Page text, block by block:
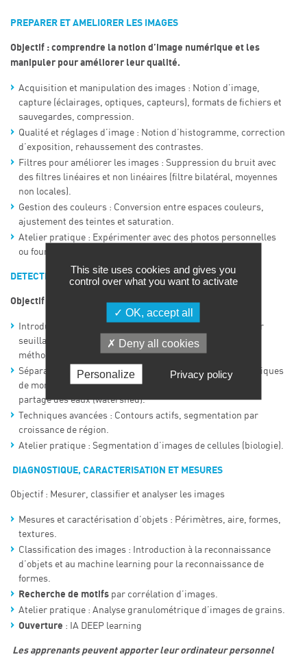
PREPARER ET AMELIORER LES IMAGES
Objectif : comprendre la notion d’image numérique et les
manipuler pour améliorer leur qualité.
Acquisition et manipulation des images : Notion d’image,
capture (éclairages, optiques, capteurs), formats de fichiers et
sauvegardes, compression.
Qualité et réglages d’image : Notion d’histogramme, correction
d’exposition, rehaussement des contrastes.
Filtres pour améliorer les images : Suppression du bruit avec
des filtres linéaires et non linéaires (filtre bilatéral, moyennes
non locales).
Gestion des couleurs : Conversion entre espaces couleurs,
ajustement des teintes et saturation.
Atelier pratique : Expérimenter avec des photos personnelles
ou fournies pour corriger les défauts.
DETECTION D’OBJETS ET SEGMENTATION
Objectif : identifier et extraire des objets dans une image
Introduction à la segmentation d’images : binarisation par
seuillage (manuel et automatique), segmentation avec la
méthode des K-moyennes.
Séparation d’objets multiples : étiquetage d’objets, techniques
de morphologie mathématique, algorithme de la ligne de
partage des eaux (watershed).
Techniques avancées : Contours actifs, segmentation par
croissance de région.
Atelier pratique : Segmentation d’images de cellules (biologie).
DIAGNOSTIQUE, CARACTERISATION ET MESURES
Objectif : Mesurer, classifier et analyser les images
Mesures et caractérisation d’objets : Périmètres, aire, formes,
textures.
Classification des images : Introduction à la reconnaissance
d’objets et au machine learning pour la reconnaissance de
formes.
Recherche de motifspar corrélation d’images.
Atelier pratique : Analyse granulométrique d’images de grains.
Ouverture : IA DEEP learning
Les apprenants peuvent apporter leur ordinateur personnel
This site uses cookies and gives you
control over what you want to activate
OK, accept all
Deny all cookies
Personalize Privacy policy